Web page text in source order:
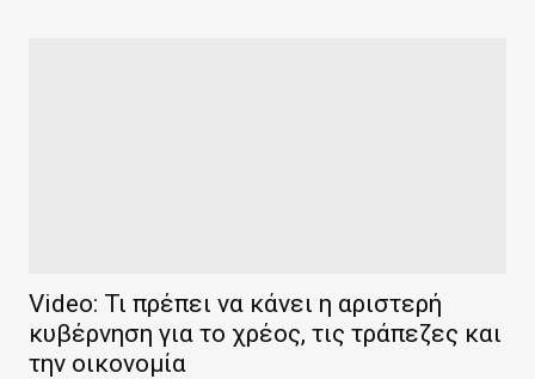
Video: Τι πρέπει να κάνει η αριστερή
κυβέρνηση για το χρέος, τις τράπεζες και
την οικονομία